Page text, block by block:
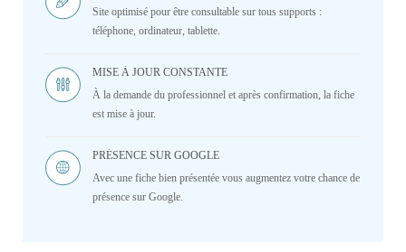
Site optimisé pour être consultable sur tous supports :
téléphone, ordinateur, tablette.
MISE À JOUR CONSTANTE
À la demande du professionnel et après confirmation, la fiche
est mise à jour.
PRÉSENCE SUR GOOGLE
Avec une fiche bien présentée vous augmentez votre chance de
présence sur Google.